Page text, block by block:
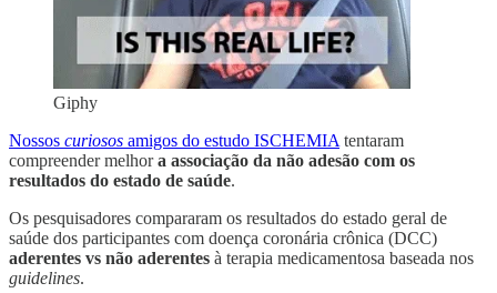
Giphy
Nossos curiosos amigos do estudo ISCHEMIA tentaram
compreender melhora associação da não adesão com os
resultados do estado de saúde.
Os pesquisadores compararam os resultados do estado geral de
saúde dos participantes com doença coronária crônica (DCC)
aderentes vs não aderentes à terapia medicamentosa baseada nos
guidelines.